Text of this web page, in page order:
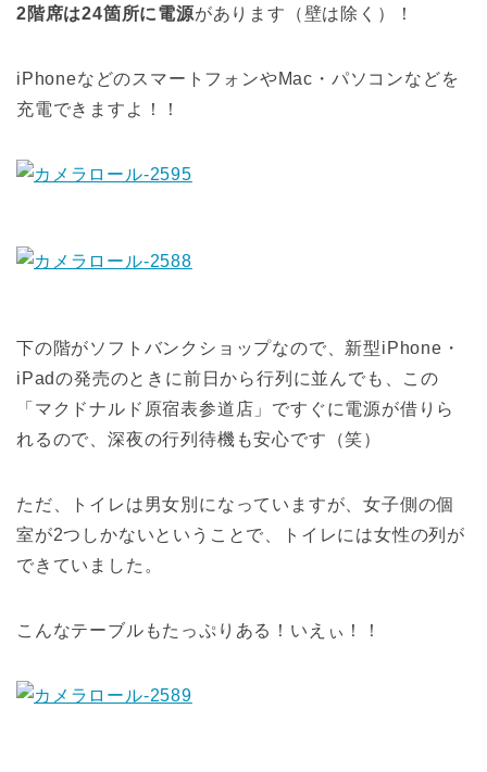
2階席は24箇所に電源があります（壁は除く）！
iPhoneなどのスマートフォンやMac・パソコンなどを
充電できますよ！！
下の階がソフトバンクショップなので、新型iPhone・
iPadの発売のときに前日から行列に並んでも、この
「マクドナルド原宿表参道店」ですぐに電源が借りら
れるので、深夜の行列待機も安心です（笑）
ただ、トイレは男女別になっていますが、女子側の個
室が2つしかないということで、トイレには女性の列が
できていました。
こんなテーブルもたっぷりある！いえぃ！！